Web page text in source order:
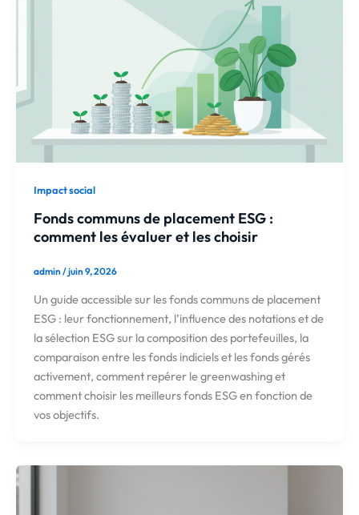
Impact social
Fonds communs de placement ESG :
comment les évaluer et les choisir
admin/juin 9, 2026
Un guide accessible sur les fonds communs de placement
ESG : leur fonctionnement, l’influence des notations et de
la sélection ESG sur la composition des portefeuilles, la
comparaison entre les fonds indiciels et les fonds gérés
activement, comment repérer le greenwashing et
comment choisir les meilleurs fonds ESG en fonction de
vos objectifs.